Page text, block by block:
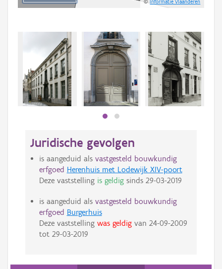
©Informatie Vlaanderen
Juridische gevolgen
is aangeduid als vastgesteld bouwkundig
erfgoed Herenhuis met Lodewijk XIV-poort
Deze vaststelling is geldigsinds 29-03-2019
is aangeduid als vastgesteld bouwkundig
erfgoed Burgerhuis
Deze vaststelling was geldigvan 24-09-2009
tot 29-03-2019